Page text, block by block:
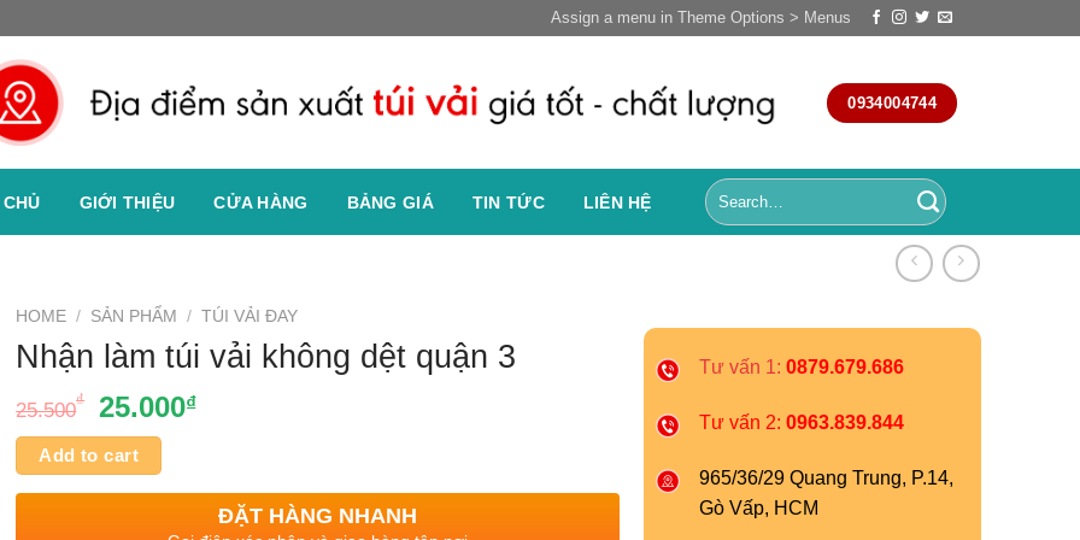
Assign a menu in Theme Options > Menus
0934004744
GIỚI THIỆU CỬA HÀNG BẢNG GIÁ TIN TỨC LIÊN HỆ
Tư vấn 1: 0879.679.686
Tư vấn 2: 0963.839.844
965/36/29 Quang Trung, P.14,
Gò Vấp, HCM
HOME / SẢN PHẨM / TÚI VẢI ĐAY
Nhận làm túi vải không dệt quận 3
25.500₫ 25.000₫
Add to cart
ĐẶT HÀNG NHANH